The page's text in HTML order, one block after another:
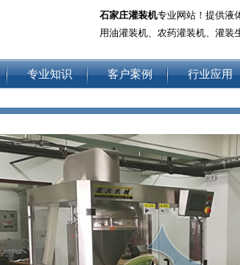
石家庄灌装机专业网站！提供液
用油灌装机、农药灌装机、灌装
专业知识 客户案例 行业应用